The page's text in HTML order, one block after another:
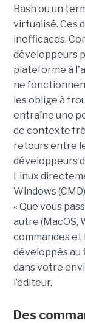
Bash ou un
virtualisé. Ces
inefficaces.
développeurs
plateforme à
ne
les oblige à
entraîne une
de contexte
retours entre
développeurs
Linux
Windows
« Que vous
autre (MacOS,
commandes et
développés
dans votre
l’éditeur.
Des